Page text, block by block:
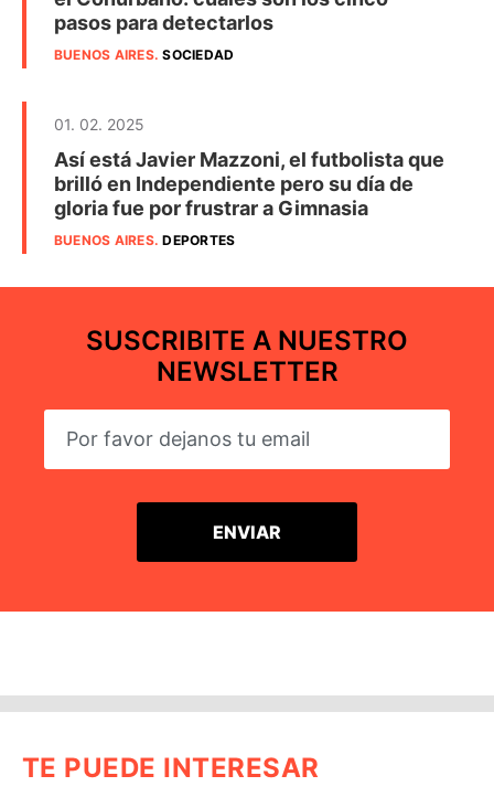
pasos para detectarlos
BUENOS AIRES.SOCIEDAD
01. 02. 2025
Así está Javier Mazzoni, el futbolista que
brilló en Independiente pero su día de
gloria fue por frustrar a Gimnasia
BUENOS AIRES.DEPORTES
SUSCRIBITE A NUESTRO
NEWSLETTER
TE PUEDE INTERESAR